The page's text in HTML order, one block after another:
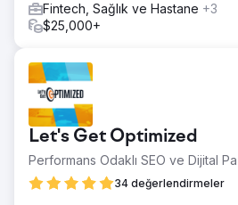
Fintech, Sağlık ve Hastane +3
$25,000+
Let's Get Optimized
Performans Odaklı SEO ve Dijital
34 değerlendirmeler